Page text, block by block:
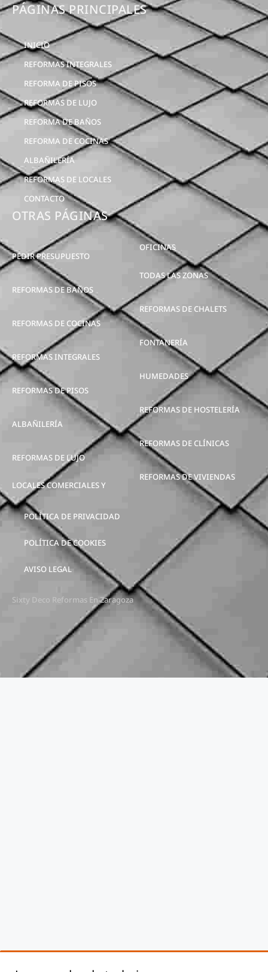
PÁGINAS PRINCIPALES
INICIO
REFORMAS INTEGRALES
REFORMA DE PISOS
REFORMAS DE LUJO
REFORMA DE BAÑOS
REFORMA DE COCINAS
ALBAÑILERÍA
REFORMAS DE LOCALES
CONTACTO
OTRAS PÁGINAS
PEDIR PRESUPUESTO
REFORMAS DE BAÑOS
REFORMAS DE COCINAS
REFORMAS INTEGRALES
REFORMAS DE PISOS
ALBAÑILERÍA
REFORMAS DE LUJO
LOCALES COMERCIALES Y
OFICINAS
TODAS LAS ZONAS
REFORMAS DE CHALETS
FONTANERÍA
HUMEDADES
REFORMAS DE HOSTELERÍA
REFORMAS DE CLÍNICAS
REFORMAS DE VIVIENDAS
POLÍTICA DE PRIVACIDAD
POLÍTICA DE COOKIES
AVISO LEGAL
Sixty Deco Reformas En Zaragoza